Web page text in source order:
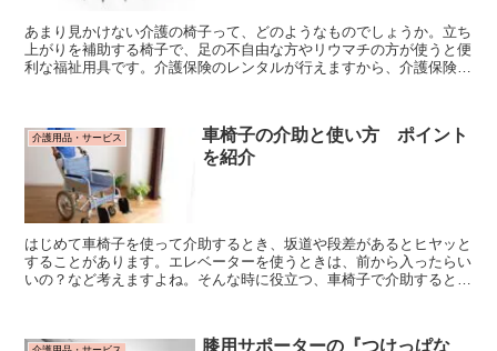
あまり見かけない介護の椅子って、どのようなものでしょうか。立ち
上がりを補助する椅子で、足の不自由な方やリウマチの方が使うと便
利な福祉用具です。介護保険のレンタルが行えますから、介護保険の
介護用品・サービス
車椅子の介助と使い方 ポイント
を紹介
はじめて車椅子を使って介助するとき、坂道や段差があるとヒヤッと
することがあります。エレベーターを使うときは、前から入ったらい
いの？など考えますよね。そんな時に役立つ、車椅子で介助するとき
膝用サポーターの『つけっぱな